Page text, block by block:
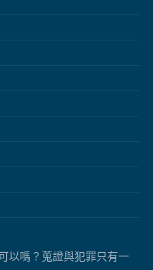
以嗎？蒐證與犯罪只有一